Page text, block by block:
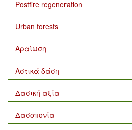
Postfire regeneration
Urban forests
Αραίωση
Αστικά δάση
Δασική αξία
Δασοπονία